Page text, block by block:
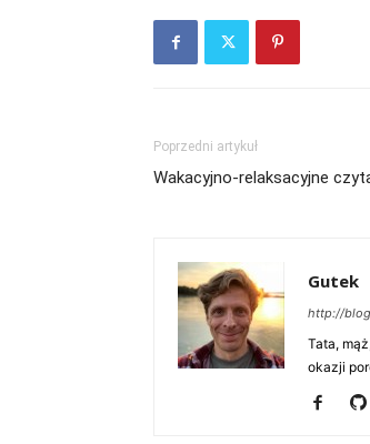
Poprzedni artykuł
Wakacyjno-relaksacyjne
Gutek
http://
Tata,
okazji